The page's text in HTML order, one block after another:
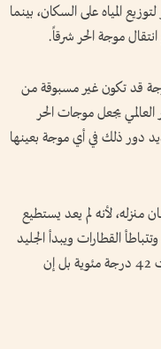
المياه على السكان، بينما
موجة الحر شرقاً.
قد تكون غير مسبوقة من
العالمي يجعل موجات الحر
دور ذلك في أي موجة بعينها
منزله، لأنه لم يعد يستطيع
القطارات ويبدأ الجليد
بالاختفاء قبل أوانه، فالأمر لم يعد أن الحرارة بلغت 42 درجة مئوية بل إن